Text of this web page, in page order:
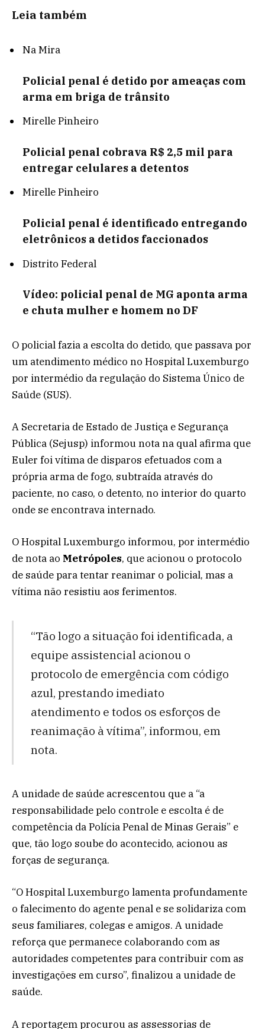
Leia também
Na Mira
Policial penal é detido por ameaças com
arma em briga de trânsito
Mirelle Pinheiro
Policial penal cobrava R$ 2,5 mil para
entregar celulares a detentos
Mirelle Pinheiro
Policial penal é identificado entregando
eletrônicos a detidos faccionados
Distrito Federal
Vídeo: policial penal de MG aponta arma
e chuta mulher e homem no DF
O policial fazia a escolta do detido, que passava por
um atendimento médico no Hospital Luxemburgo
por intermédio da regulação do Sistema Único de
Saúde (SUS).
A Secretaria de Estado de Justiça e Segurança
Pública (Sejusp) informou nota na qual afirma que
Euler foi vítima de disparos efetuados com a
própria arma de fogo, subtraída através do
paciente, no caso, o detento, no interior do quarto
onde se encontrava internado.
O Hospital Luxemburgo informou, por intermédio
de nota ao Metrópoles, que acionou o protocolo
de saúde para tentar reanimar o policial, mas a
vítima não resistiu aos ferimentos.
“Tão logo a situação foi identificada, a
equipe assistencial acionou o
protocolo de emergência com código
azul, prestando imediato
atendimento e todos os esforços de
reanimação à vítima”, informou, em
nota.
A unidade de saúde acrescentou que a “a
responsabilidade pelo controle e escolta é de
competência da Polícia Penal de Minas Gerais” e
que, tão logo soube do acontecido, acionou as
forças de segurança.
“O Hospital Luxemburgo lamenta profundamente
o falecimento do agente penal e se solidariza com
seus familiares, colegas e amigos. A unidade
reforça que permanece colaborando com as
autoridades competentes para contribuir com as
investigações em curso”, finalizou a unidade de
saúde.
A reportagem procurou as assessorias de